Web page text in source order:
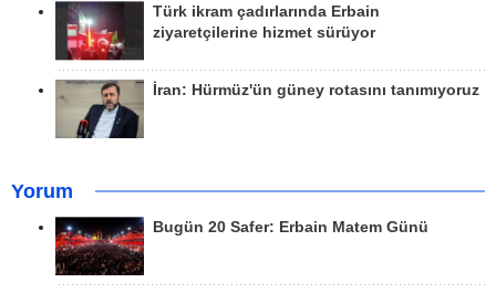
Türk ikram çadırlarında Erbain
ziyaretçilerine hizmet sürüyor
İran: Hürmüz'ün güney rotasını tanımıyoruz
Yorum
Bugün 20 Safer: Erbain Matem Günü